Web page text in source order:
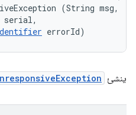
(String msg,
serial,
errorId)
ينشئ